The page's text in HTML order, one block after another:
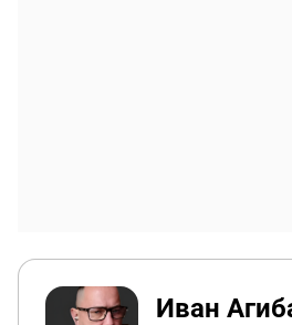
Иван